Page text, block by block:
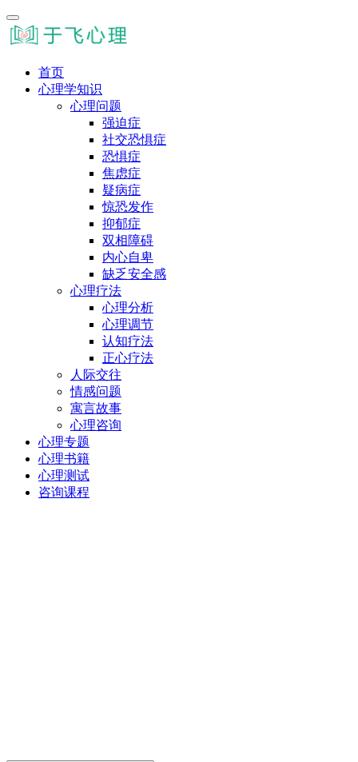
首页
心理学知识
心理问题
强迫症
社交恐惧症
恐惧症
焦虑症
疑病症
惊恐发作
抑郁症
双相障碍
内心自卑
缺乏安全感
心理疗法
心理分析
心理调节
认知疗法
正心疗法
人际交往
情感问题
寓言故事
心理咨询
心理专题
心理书籍
心理测试
咨询课程